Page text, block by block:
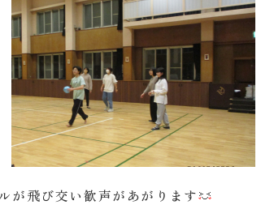
が飛び交い歓声があがります